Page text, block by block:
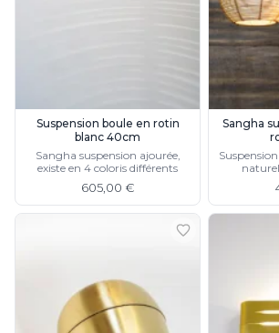
Watsberg
Suspension boule en rotin
blanc 40cm
Sangha suspension ajourée,
existe en 4 coloris différents
605,00 €
Sangha